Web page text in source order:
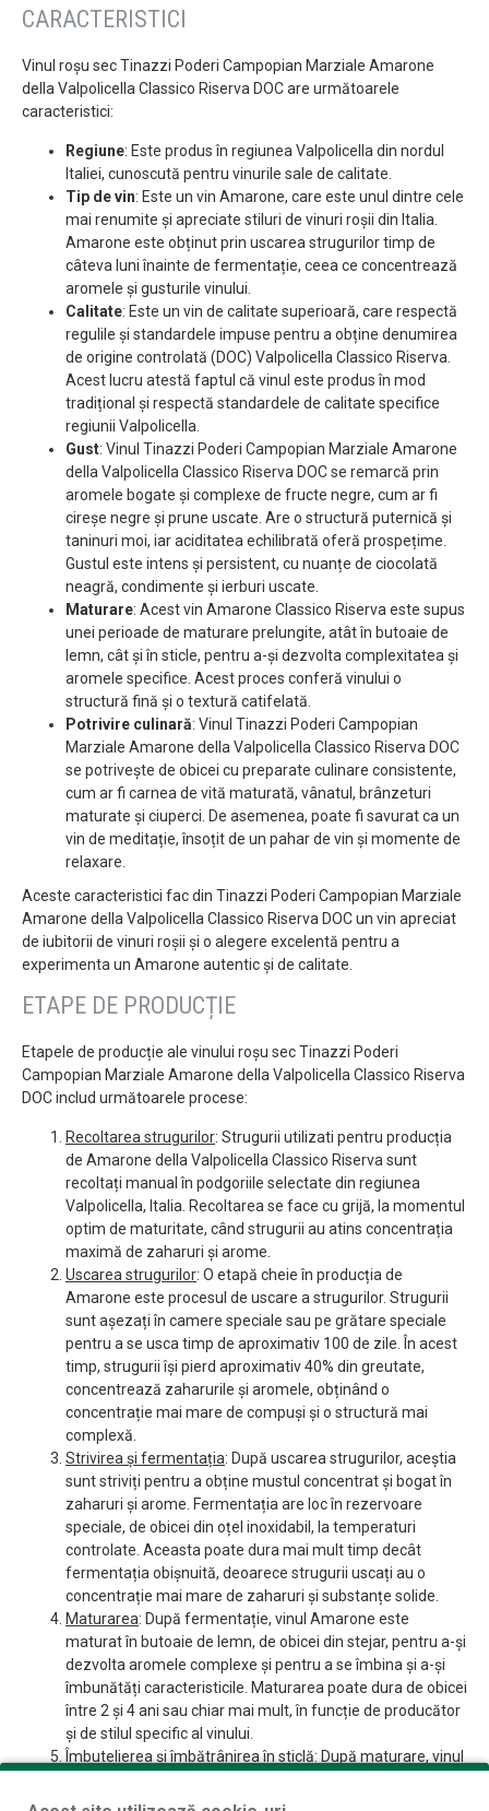
CARACTERISTICI
Vinul roșu sec Tinazzi Poderi Campopian Marziale Amarone
della Valpolicella Classico Riserva DOC are următoarele
caracteristici:
Regiune: Este produs în regiunea Valpolicella din nordul
Italiei, cunoscută pentru vinurile sale de calitate.
Tip de vin: Este un vin Amarone, care este unul dintre cele
mai renumite și apreciate stiluri de vinuri roșii din Italia.
Amarone este obținut prin uscarea strugurilor timp de
câteva luni înainte de fermentație, ceea ce concentrează
aromele și gusturile vinului.
Calitate: Este un vin de calitate superioară, care respectă
regulile și standardele impuse pentru a obține denumirea
de origine controlată (DOC) Valpolicella Classico Riserva.
Acest lucru atestă faptul că vinul este produs în mod
tradițional și respectă standardele de calitate specifice
regiunii Valpolicella.
Gust: Vinul Tinazzi Poderi Campopian Marziale Amarone
della Valpolicella Classico Riserva DOC se remarcă prin
aromele bogate și complexe de fructe negre, cum ar fi
cireșe negre și prune uscate. Are o structură puternică și
taninuri moi, iar aciditatea echilibrată oferă prospețime.
Gustul este intens și persistent, cu nuanțe de ciocolată
neagră, condimente și ierburi uscate.
Maturare: Acest vin Amarone Classico Riserva este supus
unei perioade de maturare prelungite, atât în butoaie de
lemn, cât și în sticle, pentru a-și dezvolta complexitatea și
aromele specifice. Acest proces conferă vinului o
structură fină și o textură catifelată.
Potrivire culinară: Vinul Tinazzi Poderi Campopian
Marziale Amarone della Valpolicella Classico Riserva DOC
se potrivește de obicei cu preparate culinare consistente,
cum ar fi carnea de vită maturată, vânatul, brânzeturi
maturate și ciuperci. De asemenea, poate fi savurat ca un
vin de meditație, însoțit de un pahar de vin și momente de
relaxare.
Aceste caracteristici fac din Tinazzi Poderi Campopian Marziale
Amarone della Valpolicella Classico Riserva DOC un vin apreciat
de iubitorii de vinuri roșii și o alegere excelentă pentru a
experimenta un Amarone autentic și de calitate.
ETAPE DE PRODUCȚIE
Etapele de producție ale vinului roșu sec Tinazzi Poderi
Campopian Marziale Amarone della Valpolicella Classico Riserva
DOC includ următoarele procese:
Recoltarea strugurilor: Strugurii utilizati pentru producția
de Amarone della Valpolicella Classico Riserva sunt
recoltați manual în podgoriile selectate din regiunea
Valpolicella, Italia. Recoltarea se face cu grijă, la momentul
optim de maturitate, când strugurii au atins concentrația
maximă de zaharuri și arome.
Uscarea strugurilor: O etapă cheie în producția de
Amarone este procesul de uscare a strugurilor. Strugurii
sunt așezați în camere speciale sau pe grătare speciale
pentru a se usca timp de aproximativ 100 de zile. În acest
timp, strugurii își pierd aproximativ 40% din greutate,
concentrează zaharurile și aromele, obținând o
concentrație mai mare de compuși și o structură mai
complexă.
Strivirea și fermentația: După uscarea strugurilor, aceștia
sunt striviți pentru a obține mustul concentrat și bogat în
zaharuri și arome. Fermentația are loc în rezervoare
speciale, de obicei din oțel inoxidabil, la temperaturi
controlate. Aceasta poate dura mai mult timp decât
fermentația obișnuită, deoarece strugurii uscați au o
concentrație mai mare de zaharuri și substanțe solide.
Maturarea: După fermentație, vinul Amarone este
maturat în butoaie de lemn, de obicei din stejar, pentru a-și
dezvolta aromele complexe și pentru a se îmbina și a-și
îmbunătăți caracteristicile. Maturarea poate dura de obicei
între 2 și 4 ani sau chiar mai mult, în funcție de producător
și de stilul specific al vinului.
Îmbutelierea și îmbătrânirea în sticlă: După maturare, vinul
închis cu dop de calitate. Vinurile Amarone sunt adesea